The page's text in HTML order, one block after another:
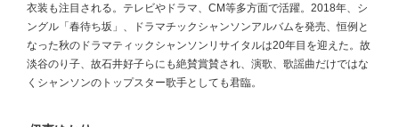
衣装も注目される。テレビやドラマ、CM等多方面で活躍。2018年、シ
ングル「春待ち坂」、ドラマチックシャンソンアルバムを発売、恒例と
なった秋のドラマティックシャンソンリサイタルは20年目を迎えた。故
淡谷のり子、故石井好子らにも絶賛賞賛され、演歌、歌謡曲だけではな
くシャンソンのトップスター歌手としても君臨。